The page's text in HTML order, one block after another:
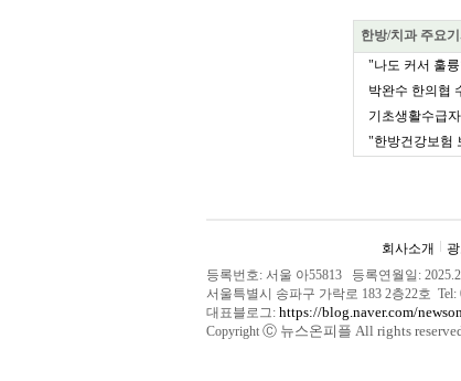
한방/치과 주요
"나도 커서 훌
박완수 한의협
기초생활수급
"한방건강보험
회사소개
등록번호: 서울 아55813 등록연월일:
서울특별시 송파구 가락로 183 2층22호
대표블로그: https://blog.naver.com/
Copyright Ⓒ 뉴스온피플 All rights